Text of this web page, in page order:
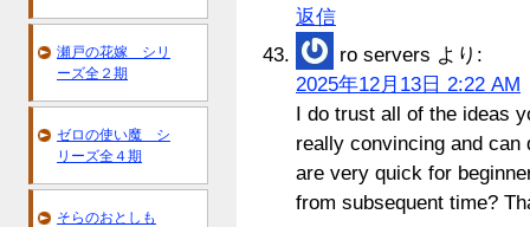
返信
ro servers より:
2025年12月13日 2:22 AM
I do trust all of the ideas
really convincing and
are very quick for
from subsequent time?
瀬戸の花嫁 シリ
ーズ全２期
ゼロの使い魔 シ
リーズ全４期
そらのおとしも